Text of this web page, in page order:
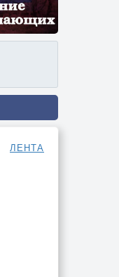
ЛЕНТА